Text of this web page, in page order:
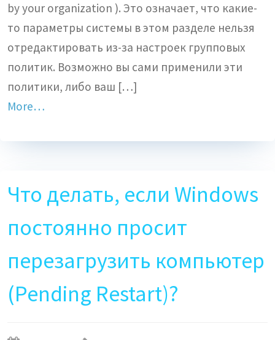
by your organization ). Это означает, что какие-
то параметры системы в этом разделе нельзя
отредактировать из-за настроек групповых
политик. Возможно вы сами применили эти
политики, либо ваш […]
More…
Что делать, если Windows
постоянно просит
перезагрузить компьютер
(Pending Restart)?